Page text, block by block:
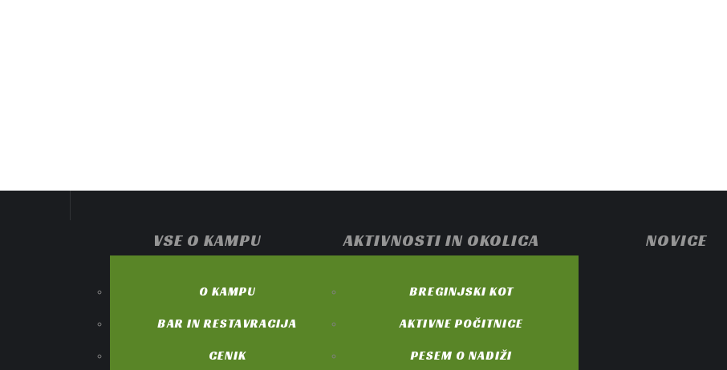
VSE O KAMPU
O KAMPU
BAR IN RESTAVRACIJA
CENIK
AKTIVNOSTI IN OKOLICA
BREGINJSKI KOT
AKTIVNE POČITNICE
PESEM O NADIŽI
NOVICE